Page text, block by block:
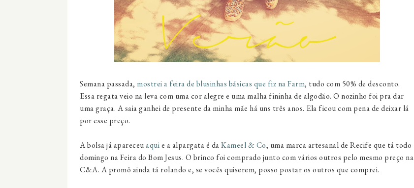
Semana passada, mostrei a feira de blusinhas básicas que fiz na Farm, tudo com 50% de desconto.
Essa regata veio na leva com uma cor alegre e uma malha fininha de algodão. O nozinho foi pra dar
uma graça. A saia ganhei de presente da minha mãe há uns três anos. Ela ficou com pena de deixar lá
por esse preço.
A bolsa já apareceuaquie a alpargata é daKameel & Co, uma marca artesanal de Recife que tá todo
domingo na Feira do Bom Jesus. O brinco foi comprado junto com vários outros pelo mesmo preço na
C&A. A promô ainda tá rolando e, se vocês quiserem, posso postar os outros que comprei.